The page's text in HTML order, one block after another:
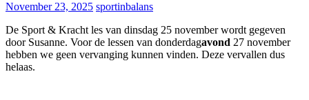
November 23, 2025 sportinbalans
De Sport & Kracht les van dinsdag 25 november wordt gegeven
door Susanne. Voor de lessen van donderdagavond 27 november
hebben we geen vervanging kunnen vinden. Deze vervallen dus
helaas.